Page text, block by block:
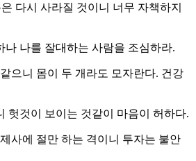
다시 사라질 것이니 너무 자책하지
나 나를 잘대하는 사람을 조심하라.
으니 몸이 두 개라도 모자란다. 건강
헛것이 보이는 것같이 마음이 허하다.
사에 절만 하는 격이니 투자는 불안